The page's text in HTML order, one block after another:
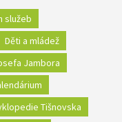
služeb
Děti a mládež
Jambora
Tišnovska